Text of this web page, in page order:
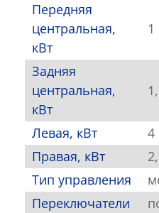
Передняя
центральная,
кВт
1
Задняя
центральная,
кВт
Левая, кВт
4
Правая, кВт
Тип управления
Переключатели